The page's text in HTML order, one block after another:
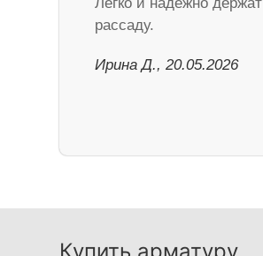
рассаду.
Ирина Д., 20.05.2026
Купить арматуру